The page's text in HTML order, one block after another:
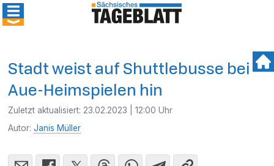
Stadt weist auf Shuttlebusse bei
Aue-Heimspielen hin
Zuletzt aktualisiert: 23.02.2023 | 12:00 Uhr
Autor:Janis Müller